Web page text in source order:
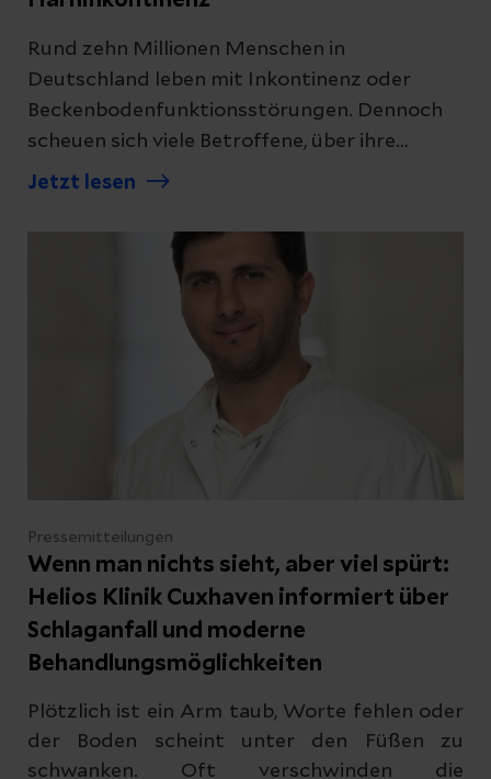
Rund zehn Millionen Menschen in
Deutschland leben mit Inkontinenz oder
Beckenbodenfunktionsstörungen. Dennoch
scheuen sich viele Betroffene, über ihre
Beschwerden zu sprechen oder medizinische
Welt-Kontinenz-Woche lädt die Klinik für
Urologie und Kinderurologie der Helios Klinik
Cuxhaven deshalb zu einer
Informationsveranstaltung ein.
Jetzt lesen
Pressemitteilungen
Wenn man nichts sieht, aber viel spürt:
Helios Klinik Cuxhaven informiert über
Schlaganfall und moderne
Behandlungsmöglichkeiten
Plötzlich ist ein Arm taub, Worte fehlen oder
der Boden scheint unter den Füßen zu
schwanken. Oft verschwinden die